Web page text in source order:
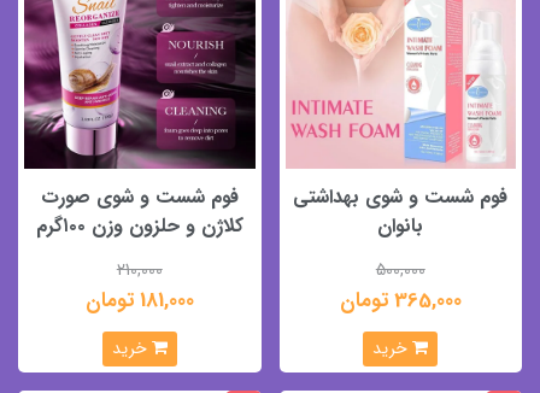
فوم شست و شوی بهداشتی
بانوان
500,000
365,000 تومان
خرید
فوم شست و شوی صورت
کلاژن و حلزون وزن ۱۰۰گرم
210,000
181,000 تومان
خرید